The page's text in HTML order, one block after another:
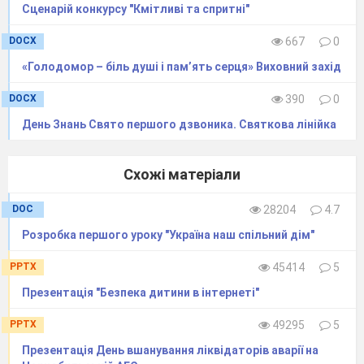
Нам заважали балачки
І виявилося ой нелегко
Писати палички і гачки.
Ох і муки ми терпіли
Тепер є найкращі зошити в нас.
Хочеться відмітити дітей , які мали зошити
з відзнакою «Кращий зошит»
І круті стежинки
Нагадають вам, напевно,
Веселі смішинки.
Саме тут в школі ми дізналися, що можуть
Сценарій конкурсу "Кмітливі та спритні"
DOCX 667
0
«Голодомор – біль душі і пам’ять серця» Виховний захід
DOCX 390
0
День Знань Свято першого дзвоника. Святкова лінійка
Схожі матеріали
DOC 28204
4.7
Розробка першого уроку "Україна наш спільний дім"
PPTX 45414
5
Презентація "Безпека дитини в інтернеті"
PPTX 49295
5
Презентація День вшанування ліквідаторів аварії на